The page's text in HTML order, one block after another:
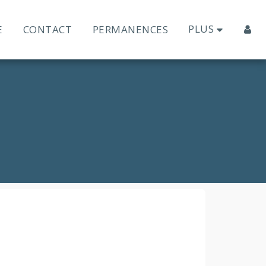
CONTACT PERMANENCES PLUS